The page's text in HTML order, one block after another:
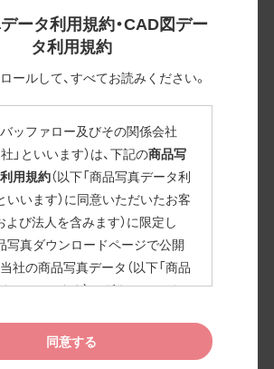
ータ利用規約・CAD図デー
タ利用規約
ールして、すべてお読みください。
ッファロー及びその関係会社
社」といいます）は、下記の商品写
用規約（以下「商品写真データ利
いいます）に同意いただいたお客
よび法人を含みます）に限定し
写真ダウンロードページで公開
社の商品写真データ（以下「商品
」といいます）のダウンロードお
は、下記のCAD図データ利用規約
図データ利用規約」といいます）
同意する
のダウンロードが始まります。
イルにはパスが設定されています。画像編集
PNG画像は原則として背景を透過したもの
。
、PNG : 低解像度(RGBカラー)」 「EPS : 高
ー)」